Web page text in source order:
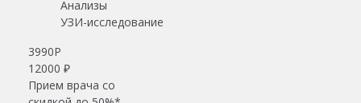
Анализы
УЗИ-исследование
3990Р
12000 ₽
Прием врача со